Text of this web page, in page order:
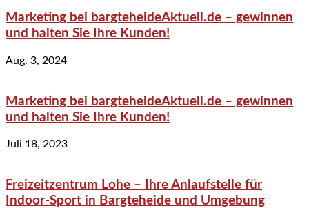
Marketing bei bargteheideAktuell.de – gewinnen
und halten Sie Ihre Kunden!
Aug. 3, 2024
Marketing bei bargteheideAktuell.de – gewinnen
und halten Sie Ihre Kunden!
Juli 18, 2023
Freizeitzentrum Lohe – Ihre Anlaufstelle für
Indoor-Sport in Bargteheide und Umgebung